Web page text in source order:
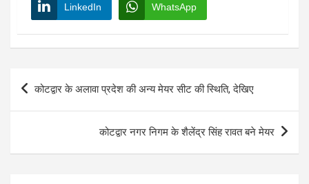
LinkedIn WhatsApp
Post
navigation
कोटद्वार के अलावा प्रदेश की अन्य मेयर सीट की स्थिति, देखिए
कोटद्वार नगर निगम के शैलेंद्र सिंह रावत बने मेयर